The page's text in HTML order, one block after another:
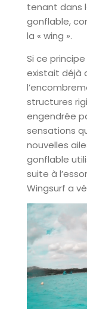
tenant dans
gonflable,
la « wing ».
Si ce
existait déjà
structures
engendrée
sensations
nouvelles
gonflable
suite à
Wingsurf a